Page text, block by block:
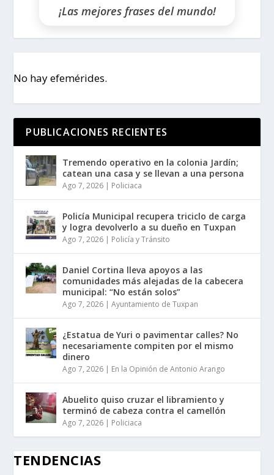
¡Las mejores frases del mundo!
No hay efemérides.
PUBLICACIONES RECIENTES
Tremendo operativo en la colonia Jardín;
catean una casa y se llevan a una persona
Ago 7, 2026 | Policiaca
Policía Municipal recupera triciclo de carga
y logra devolverlo a su dueño en Tuxpan
Ago 7, 2026 | Policía y Tránsito
Daniel Cortina lleva apoyos a las
comunidades más alejadas de la cabecera
municipal: “No están solos”
Ago 7, 2026 |Ayuntamiento de Tuxpan
¿Estatua de Yuri o pavimentar calles? No
necesariamente compiten por el mismo
dinero
Ago 7, 2026 | En la Opinión de Antonio Arango
Abuelito quiso cruzar el libramiento y
terminó de cabeza contra el camellón
Ago 7, 2026 | Policiaca
TENDENCIAS